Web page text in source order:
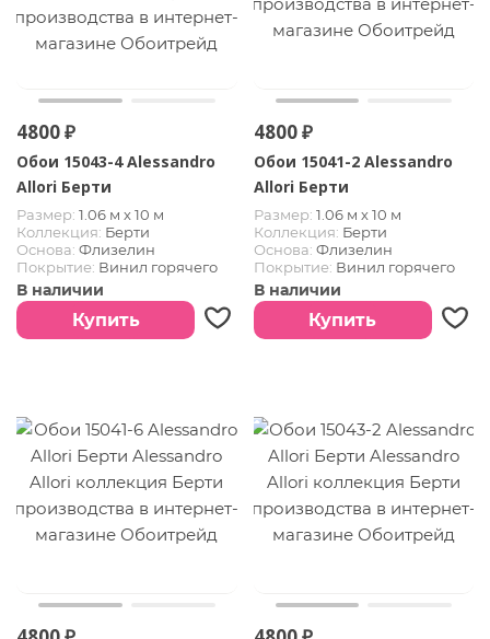
4800 ₽
Обои 15043-4 Alessandro
Allori Берти
Размер: 1.06 м х 10 м
Коллекция: Берти
Основа: Флизелин
Покрытие: Винил горячего
тиснения
В наличии
Купить
4800 ₽
Обои 15041-2 Alessandro
Allori Берти
Размер: 1.06 м х 10 м
Коллекция: Берти
Основа: Флизелин
Покрытие: Винил горячего
тиснения
В наличии
Купить